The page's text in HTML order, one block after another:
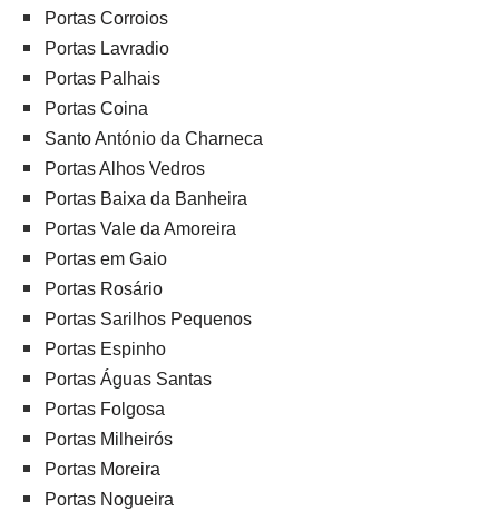
Portas Corroios
Portas Lavradio
Portas Palhais
Portas Coina
Santo António da Charneca
Portas Alhos Vedros
Portas Baixa da Banheira
Portas Vale da Amoreira
Portas em Gaio
Portas Rosário
Portas Sarilhos Pequenos
Portas Espinho
Portas Águas Santas
Portas Folgosa
Portas Milheirós
Portas Moreira
Portas Nogueira